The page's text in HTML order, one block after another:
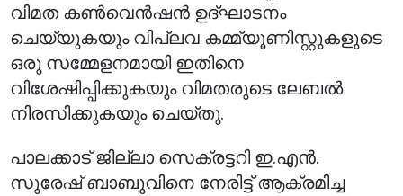
വിമത കൺവെൻഷൻ ഉദ്ഘാടനം
ചെയ്യുകയും വിപ്ലവ കമ്മ്യൂണിസ്റ്റുകളുടെ
ഒരു സമ്മേളനമായി ഇതിനെ
വിശേഷിപ്പിക്കുകയും വിമതരുടെ ലേബൽ
നിരസിക്കുകയും ചെയ്തു.
പാലക്കാട് ജില്ലാ സെക്രട്ടറി ഇ.എൻ.
സുരേഷ് ബാബുവിനെ നേരിട്ട് ആക്രമിച്ച